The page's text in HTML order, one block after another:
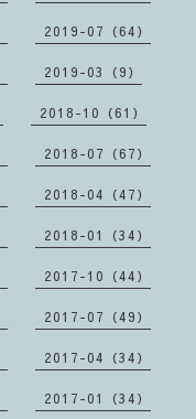
2019-07（64）
2019-03（9）
2018-10（61）
2018-07（67）
2018-04（47）
2018-01（34）
2017-10（44）
2017-07（49）
2017-04（34）
2017-01（34）